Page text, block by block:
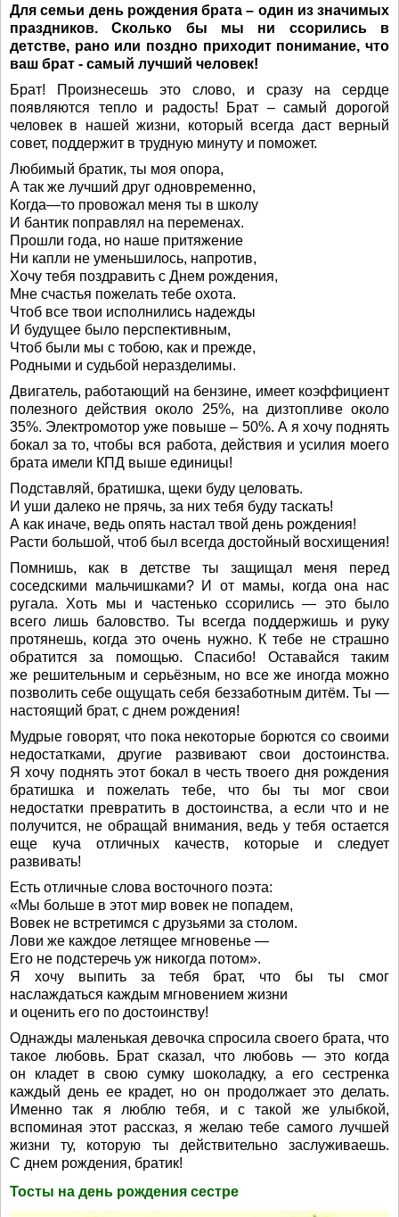
Для семьи день рождения брата – один из значимых
праздников. Сколько бы мы ни ссорились в
детстве, рано или поздно приходит понимание, что
ваш брат - самый лучший человек!
Брат! Произнесешь это слово, и сразу на сердце
появляются тепло и радость! Брат – самый дорогой
человек в нашей жизни, который всегда даст верный
совет, поддержит в трудную минуту и поможет.
Любимый братик, ты моя опора,
А так же лучший друг одновременно,
Когда—то провожал меня ты в школу
И бантик поправлял на переменах.
Прошли года, но наше притяжение
Ни капли не уменьшилось, напротив,
Хочу тебя поздравить с Днем рождения,
Мне счастья пожелать тебе охота.
Чтоб все твои исполнились надежды
И будущее было перспективным,
Чтоб были мы с тобою, как и прежде,
Родными и судьбой неразделимы.
Двигатель, работающий на бензине, имеет коэффициент
полезного действия около 25%, на дизтопливе около
35%. Электромотор уже повыше – 50%. А я хочу поднять
бокал за то, чтобы вся работа, действия и усилия моего
брата имели КПД выше единицы!
Подставляй, братишка, щеки буду целовать.
И уши далеко не прячь, за них тебя буду таскать!
А как иначе, ведь опять настал твой день рождения!
Расти большой, чтоб был всегда достойный восхищения!
Помнишь, как в детстве ты защищал меня перед
соседскими мальчишками? И от мамы, когда она нас
ругала. Хоть мы и частенько ссорились — это было
всего лишь баловство. Ты всегда поддержишь и руку
протянешь, когда это очень нужно. К тебе не страшно
обратится за помощью. Спасибо! Оставайся таким
же решительным и серьёзным, но все же иногда можно
позволить себе ощущать себя беззаботным дитём. Ты —
настоящий брат, с днем рождения!
Мудрые говорят, что пока некоторые борются со своими
недостатками, другие развивают свои достоинства.
Я хочу поднять этот бокал в честь твоего дня рождения
братишка и пожелать тебе, что бы ты мог свои
недостатки превратить в достоинства, а если что и не
получится, не обращай внимания, ведь у тебя остается
еще куча отличных качеств, которые и следует
развивать!
Есть отличные слова восточного поэта:
«Мы больше в этот мир вовек не попадем,
Вовек не встретимся с друзьями за столом.
Лови же каждое летящее мгновенье —
Его не подстеречь уж никогда потом».
Я хочу выпить за тебя брат, что бы ты смог
наслаждаться каждым мгновением жизни
и оценить его по достоинству!
Однажды маленькая девочка спросила своего брата, что
такое любовь. Брат сказал, что любовь — это когда
он кладет в свою сумку шоколадку, а его сестренка
каждый день ее крадет, но он продолжает это делать.
Именно так я люблю тебя, и с такой же улыбкой,
вспоминая этот рассказ, я желаю тебе самого лучшей
жизни ту, которую ты действительно заслуживаешь.
С днем рождения, братик!
Тосты на день рождения сестре